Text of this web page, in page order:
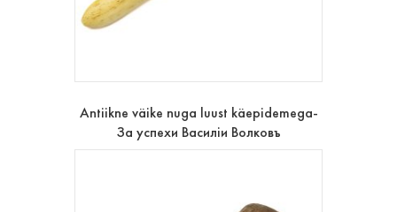
Antiikne väike nuga luust käepidemega-
За успехи Василiи Волковъ